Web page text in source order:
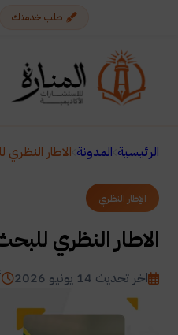
اطلب خدمتك
الرئيسية المدونة الاطار
الإطار النظري
الاطار النظري
اخر تحديث 14 يونيو 2026